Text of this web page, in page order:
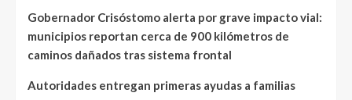
Gobernador Crisóstomo alerta por grave impacto vial:
municipios reportan cerca de 900 kilómetros de
caminos dañados tras sistema frontal
Autoridades entregan primeras ayudas a familias